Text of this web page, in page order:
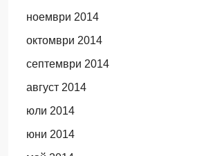
ноември 2014
октомври 2014
септември 2014
август 2014
юли 2014
юни 2014